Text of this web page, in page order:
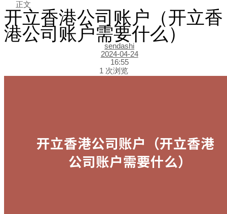
正文
开立香港公司账户（开立香
港公司账户需要什么）
sendashi
2024-04-24
16:55
1 次浏览